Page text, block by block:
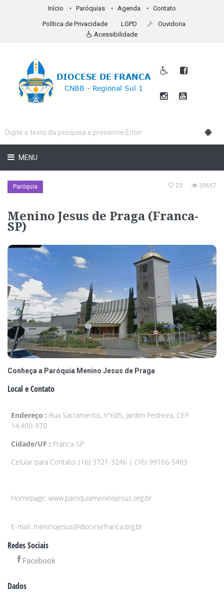
Início Paróquias Agenda Contato
Política de Privacidade LGPD
Ouvidoria
Acessibilidade
MENU
Paróquia 23 39657
Menino Jesus de Praga (Franca-
SP)
Conheça a Paróquia Menino Jesus de Praga
Local e Contato
Endereço : Rua Sacramento, n°605, Jardim Pedreira, CEP
14.400-970
Cidade/UF : Franca-SP
Celular para Contato: (16) 3721-3246 | (16) 99166-5483
Homepage: www.paroquiameninojesus.org.br
E-mail: meninojesus@diocesefranca.org.br
Redes Sociais
Facebook
Dados